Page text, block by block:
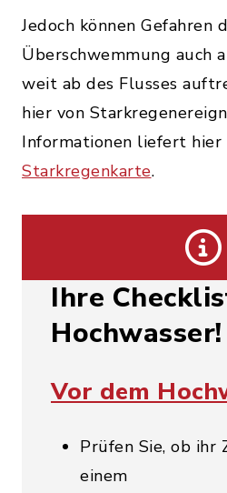
Jedoch können Gefahren
Überschwemmung auch
weit ab des Flusses
hier von
Informationen liefert hier
Starkregenkarte.
Ihre
Hochwasser!
Vor dem
Prüfen Sie, ob ihr
einem